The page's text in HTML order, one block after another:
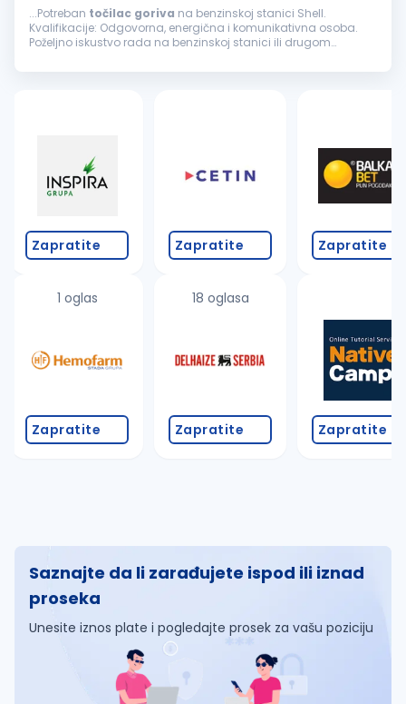
...Potreban točilac goriva na benzinskoj stanici Shell.
Kvalifikacije: Odgovorna, energična i komunikativna osoba.
Poželjno iskustvo rada na benzinskoj stanici ili drugom
napredovanja, rad...
Zapratite
1 oglas
Zapratite
Zapratite
18 oglasa
Zapratite
Zapratite
Zapratite
Saznajte da li zarađujete ispod ili iznad
proseka
Unesite iznos plate i pogledajte prosek za vašu poziciju